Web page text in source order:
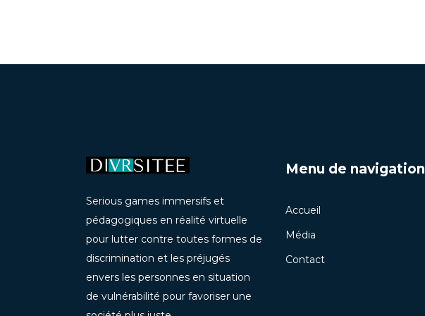
Serious games immersifs et
pédagogiques en réalité virtuelle
pour lutter contre toutes formes de
discrimination et les préjugés
envers les personnes en situation
de vulnérabilité pour favoriser une
Menu de navigation
Accueil
Média
Contact